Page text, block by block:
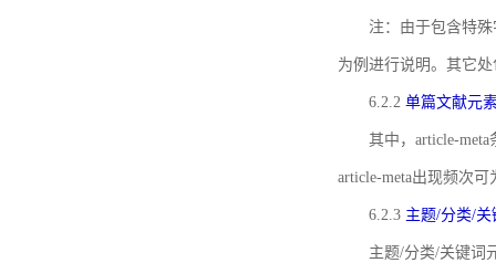
注：由于包含特殊
为例进行说明。其它
6.2.2 单篇文献元
其中，article-
article-meta出现频次可
6.2.3 主题/分类/
主题/分类/关键词